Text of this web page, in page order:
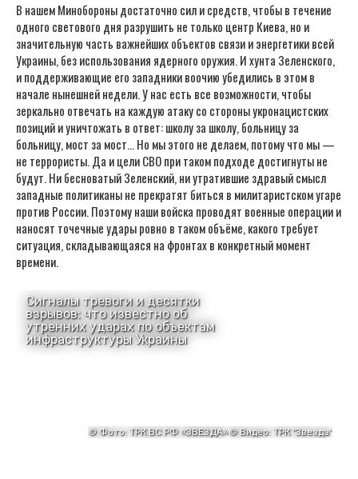
В нашем Минобороны достаточно сил и средств, чтобы в течение
одного светового дня разрушить не только центр Киева, но и
значительную часть важнейших объектов связи и энергетики всей
Украины, без использования ядерного оружия. И хунта Зеленского,
и поддерживающие его западники воочию убедились в этом в
начале нынешней недели. У нас есть все возможности, чтобы
зеркально отвечать на каждую атаку со стороны укронацистских
позиций и уничтожать в ответ: школу за школу, больницу за
больницу, мост за мост… Но мы этого не делаем, потому что мы —
не террористы. Да и цели СВО при таком подходе достигнуты не
будут. Ни бесноватый Зеленский, ни утратившие здравый смысл
западные политиканы не прекратят биться в милитаристском угаре
против России. Поэтому наши войска проводят военные операции и
наносят точечные удары ровно в таком объёме, какого требует
ситуация, складывающаяся на фронтах в конкретный момент
времени.